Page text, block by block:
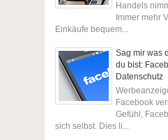
Handels
Immer mehr
Einkäufe bequem...
Sag mir was
du bist:
Datenschutz
Facebook
Gefühl,
sich selbst. Dies li...